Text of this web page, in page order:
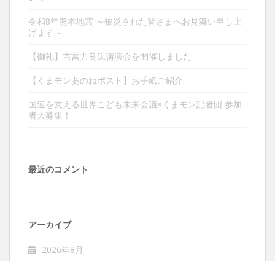
令和8年熊本地震 ～被災された皆さまへお見舞い申し上
げます～
【御礼】吉冨力良氏講演会を開催しました
【くまモンあのねポスト】お手紙ご紹介
国連を支える世界こども未来会議×くまモン記者団 参加
者大募集！
最近のコメント
アーカイブ
2026年8月